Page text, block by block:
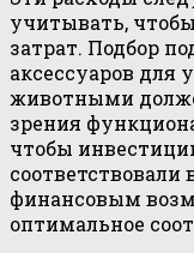
учитывать,
затрат. Подбор
аксессуаров для
животными
зрения
чтобы
финансовым
оптимальное